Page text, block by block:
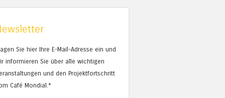
Sie hier Ihre E-Mail-Adresse ein und
informieren Sie über alle wichtigen
und den Projektfortschritt
Café Mondial.*